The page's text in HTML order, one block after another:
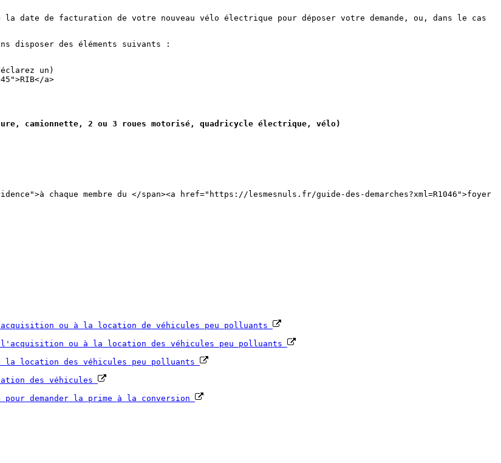
la date de facturation de votre nouveau vélo électrique pour déposer votre demande, ou, dans le cas
disposer des éléments suivants :
un)
a>
camionnette, 2 ou 3 roues motorisé, quadricycle électrique, vélo)
chaque membre du </span><a href="https://lesmesnuls.fr/guide-des-demarches?xml=R1046">foyer
ou à la location de véhicules peu polluants
l'acquisition ou à la location des véhicules peu polluants
location des véhicules peu polluants
des véhicules
demander la prime à la conversion